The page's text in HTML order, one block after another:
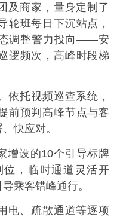
及商家，量身定制了
轮班每日下沉站点，
调整警力投向——安
逻频次，高峰时段梯
依托视频巡查系统，
前预判高峰节点与客
快应对。
增设的10个引导标牌
，临时通道灵活开
乘客错峰通行。
电、疏散通道等逐项